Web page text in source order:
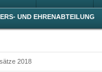
UND EHRENABTEILUNG
2018